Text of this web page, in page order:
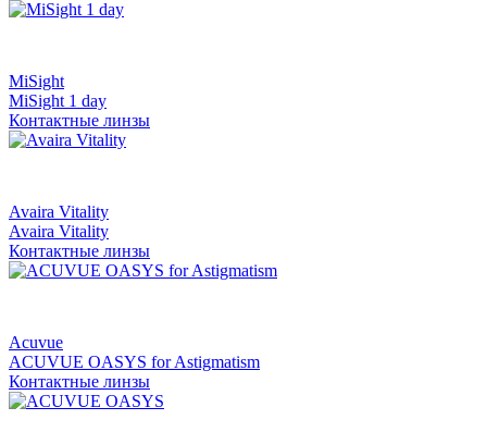
MiSight
MiSight 1 day
Контактные линзы
Avaira Vitality
Avaira Vitality
Контактные линзы
Acuvue
ACUVUE OASYS for Astigmatism
Контактные линзы